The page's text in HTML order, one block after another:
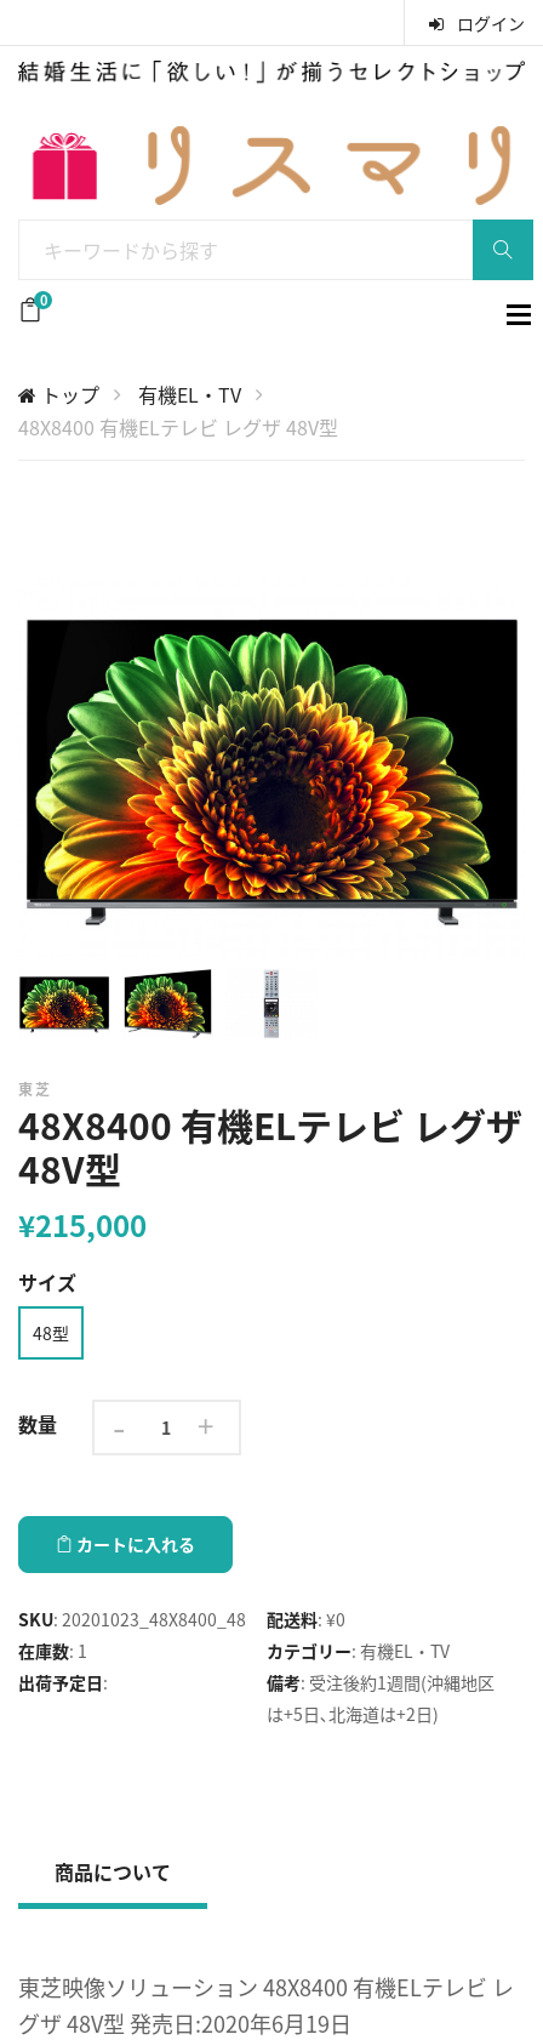
ログイン
0
トップ
有機EL・TV
48X8400 有機ELテレビ レグザ 48V型
東芝
48X8400 有機ELテレビ レグザ
48V型
¥215,000
サイズ
48型
数量 - +
カートに入れる
SKU: 20201023_48X8400_48 配送料: ¥0
在庫数: 1 カテゴリー: 有機EL・TV
出荷予定日: 備考: 受注後約1週間(沖縄地区
は+5日､北海道は+2日)
商品について
東芝映像ソリューション 48X8400 有機ELテレビ レ
グザ 48V型 発売日:2020年6月19日